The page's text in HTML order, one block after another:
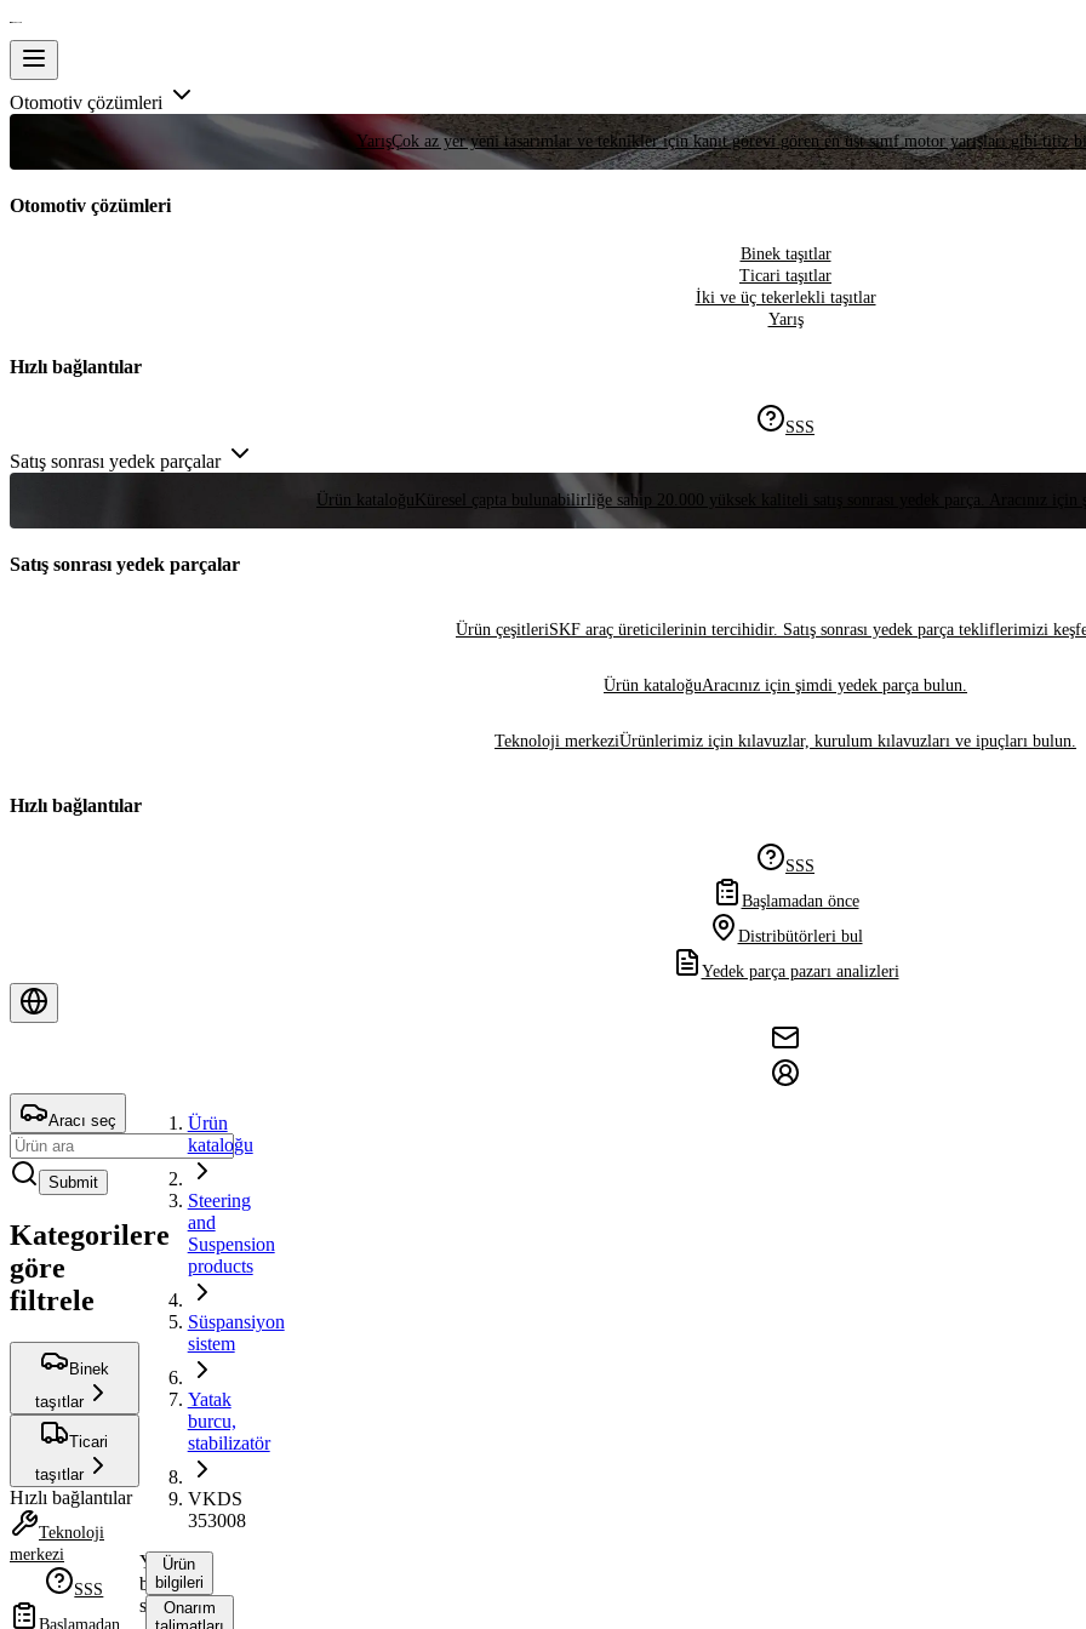
Otomotiv çözümleri
YarışÇok az yer yeni tasarımlar ve teknikler için kanıt görevi gören en üst sınıf motor yarışları gibi titiz
Otomotiv çözümleri
Binek taşıtlar
Ticari taşıtlar
İki ve üç tekerlekli taşıtlar
Yarış
Hızlı bağlantılar
SSS
Satış sonrası yedek parçalar
Ürün kataloğu Küresel çapta bulunabilirliğe sahip 20.000 yüksek kaliteli satış sonrası yedek parça. Aracınız
Satış sonrası yedek parçalar
Ürün çeşitleriSKF araç üreticilerinin tercihidir. Satış sonrası yedek parça tekliflerimizi
Ürün kataloğuAracınız için şimdi yedek parça bulun.
Teknoloji merkeziÜrünlerimiz için kılavuzlar, kurulum kılavuzları ve ipuçları bulun.
Hızlı bağlantılar
SSS
Başlamadan önce
Distribütörleri bul
Yedek parça pazarı analizleri
Aracı seç
Submit
Kategorilere
göre
filtrele
Binek
taşıtlar
Ticari
taşıtlar
Hızlı bağlantılar
Teknoloji
merkezi
SSS
Başlamadan
Ürün
kataloğu
Steering
and
Suspension
products
Süspansiyon
sistem
Yatak
burcu,
stabilizatör
VKDS
353008
Yatak
burcu,
stabilizatör
Ürün
bilgileri
Onarım